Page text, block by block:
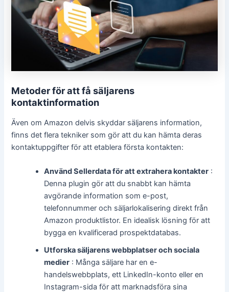
Metoder för att få säljarens
kontaktinformation
Även om Amazon delvis skyddar säljarens information,
finns det flera tekniker som gör att du kan hämta deras
kontaktuppgifter för att etablera första kontakten:
Använd Sellerdata för att extrahera kontakter :
Denna plugin gör att du snabbt kan hämta
avgörande information som e-post,
telefonnummer och säljarlokalisering direkt från
Amazon produktlistor. En idealisk lösning för att
bygga en kvalificerad prospektdatabas.
Utforska säljarens webbplatser och sociala
medier : Många säljare har en e-
handelswebbplats, ett LinkedIn-konto eller en
Instagram-sida för att marknadsföra sina